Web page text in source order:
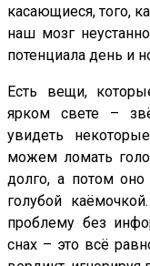
касающиеся, того,
наш мозг
потенциала день и
Есть вещи,
ярком свете –
увидеть
можем ломать
долго, а потом
голубой
проблему без
снах – это всё